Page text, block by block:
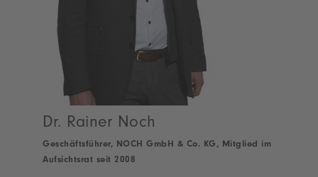
Dr. Rainer Noch
Geschäftsführer, NOCH GmbH & Co. KG, Mitglied im
Aufsichtsrat seit 2008